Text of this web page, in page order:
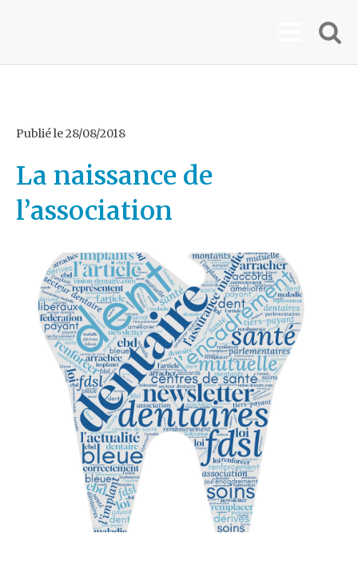
Publié le28/08/2018
La naissance de
l’association